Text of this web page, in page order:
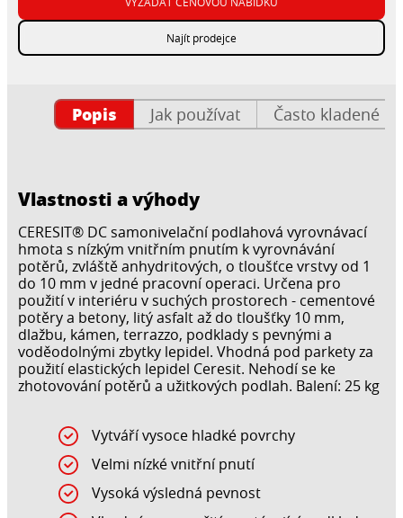
Najít prodejce
Popis Jak používat Často kladené
Vlastnosti a výhody
CERESIT® DC samonivelační podlahová vyrovnávací
hmota s nízkým vnitřním pnutím k vyrovnávání
potěrů, zvláště anhydritových, o tloušťce vrstvy od 1
do 10 mm v jedné pracovní operaci. Určena pro
použití v interiéru v suchých prostorech - cementové
potěry a betony, litý asfalt až do tloušťky 10 mm,
dlažbu, kámen, terrazzo, podklady s pevnými a
voděodolnými zbytky lepidel. Vhodná pod parkety za
použití elastických lepidel Ceresit. Nehodí se ke
zhotovování potěrů a užitkových podlah. Balení: 25 kg
Vytváří vysoce hladké povrchy
Velmi nízké vnitřní pnutí
Vysoká výsledná pevnost